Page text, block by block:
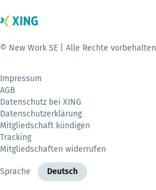
© New Work SE | Alle Rechte vorbehalten
Impressum
AGB
Datenschutz bei XING
Datenschutzerklärung
Mitgliedschaft kündigen
Tracking
Mitgliedschaften widerrufen
Sprache Deutsch